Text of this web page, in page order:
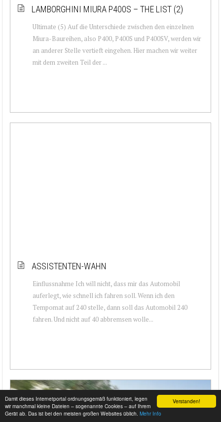
Verstanden!
Damit dieses Internetportal ordnungsgemäß funktioniert, legen
wir manchmal kleine Dateien – sogenannte Cookies – auf Ihrem
Gerät ab. Das ist bei den meisten großen Websites üblich. Mehr Info
LAMBORGHINI MIURA P400S – THE LIST (2)
Ultimate (5) Auf die Unterschiede zwischen den einzelnen
Miura-Baureihen, also P400, P400S und P400SV, werden wir
an anderer Stelle vertieft eingehen. Hier machen wir weiter
mit dem zweiten Teil der ...
ASSISTENTEN-WAHN
Einflussnahme Ich will nicht, dass mir das Automobil
auferlegt, wie schnell ich fahren soll. Wenn ich den
Tempomat auf 240 stelle, dann soll das Automobil 240
fahren. Und nicht auf 40 abbremsen wolle...